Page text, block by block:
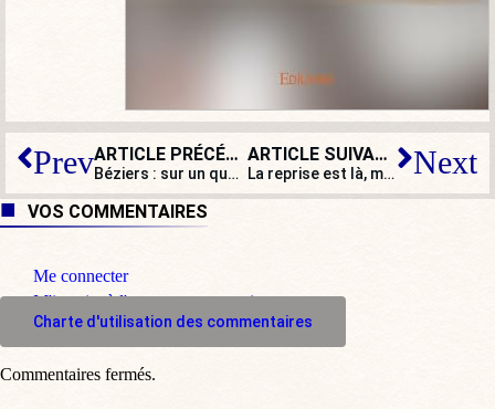
Prev ARTICLE PRÉCÉDENT
Béziers : sur un quad à 14 ans, il refuse le contrôle et traîne au sol un policier municipal
ARTICLE SUIVANT
La reprise est là, mais la France de Macron est déjà en faillite ! Next
VOS COMMENTAIRES
Me connecter
M'inscrire à l'espace commentaire
Charte d'utilisation des commentaires
Commentaires fermés.